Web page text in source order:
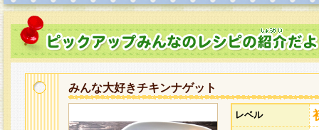
みんな大好きチキンナゲット
レベル